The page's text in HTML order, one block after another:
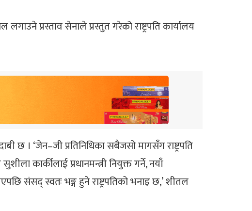
प्रस्ताव सेनाले प्रस्तुत गरेको राष्ट्रपति कार्यालय
छ । ‘जेन–जी प्रतिनिधिका सबैजसो मागसँग राष्ट्रपति
कार्कीलाई प्रधानमन्त्री नियुक्त गर्ने, नयाँ
संसद् स्वतः भङ्ग हुने राष्ट्रपतिको भनाइ छ,’ शीतल